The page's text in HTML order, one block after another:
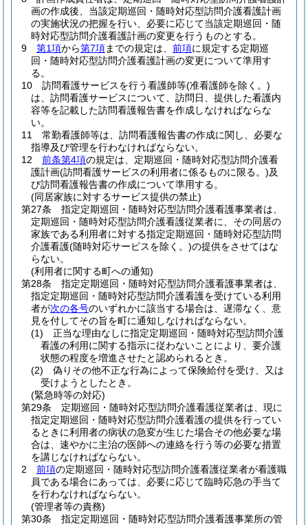
画の作成後、当該定期巡回・随時対応型訪問介護看護計画
の実施状況の把握を行い、必要に応じて当該定期巡回・随
時対応型訪問介護看護計画の変更を行うものとする。
9
第1項から第7項までの規定は、 前項に規定する定期巡
回・随時対応型訪問介護看護計画の変更について準用す
る。
10
訪問看護サービスを行う看護師等(准看護師を除く。)
は、訪問看護サービスについて、訪問日、提供した看護内
容等を記載した訪問看護報告書を作成しなければならな
い。
11
常勤看護師等は、訪問看護報告書の作成に関し、必要な
指導及び管理を行わなければならない。
12
前条第4項の規定は、定期巡回・随時対応型訪問介護看
護計画(訪問看護サービスの利用者に係るものに限る。)及
び訪問看護報告書の作成について準用する。
(同居家族に対するサービス提供の禁止)
第27条
指定定期巡回・随時対応型訪問介護看護事業者は、
定期巡回・随時対応型訪問介護看護従業者に、その同居の
家族である利用者に対する指定定期巡回・随時対応型訪問
介護看護(随時対応サービスを除く。)の提供をさせてはな
らない。
(利用者に関する町への通知)
第28条
指定定期巡回・随時対応型訪問介護看護事業者は、
指定定期巡回・随時対応型訪問介護看護を受けている利用
者が次の各号のいずれかに該当する場合は、遅滞なく、意
見を付してその旨を町に通知しなければならない。
(1)
正当な理由なしに指定定期巡回・随時対応型訪問介護
看護の利用に関する指示に従わないことにより、要介護
状態の程度を増進させたと認められるとき。
(2)
偽りその他不正な行為によって保険給付を受け、又は
受けようとしたとき。
(緊急時等の対応)
第29条
定期巡回・随時対応型訪問介護看護従業者は、現に
指定定期巡回・随時対応型訪問介護看護の提供を行ってい
るときに利用者の病状の急変が生じた場合その他必要な場
合は、速やかに主治の医師への連絡を行う等の必要な措置
を講じなければならない。
2
前項の定期巡回・随時対応型訪問介護看護従業者が看護職
員である場合にあっては、必要に応じて臨時応急の手当て
を行わなければならない。
(管理者等の責務)
第30条
指定定期巡回・随時対応型訪問介護看護事業所の管